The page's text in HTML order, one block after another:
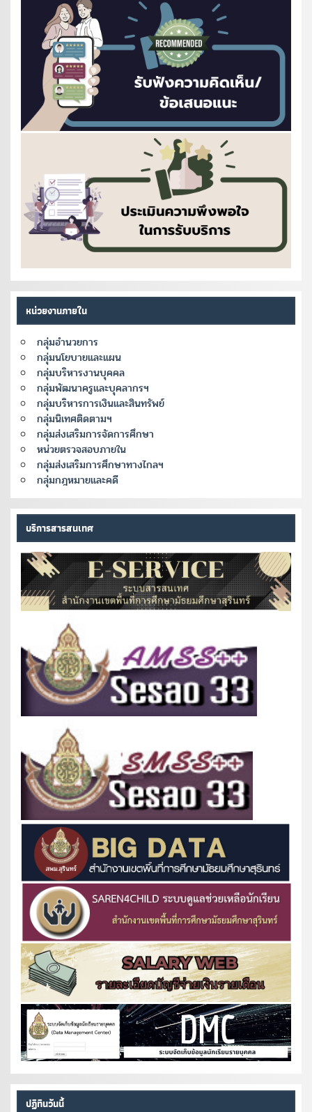
หน่วยงานภายใน
กลุ่มอำนวยการ
กลุ่มนโยบายและแผน
กลุ่มบริหารงานบุคคล
กลุ่มพัฒนาครูและบุคลากรฯ
กลุ่มบริหารการเงินและสินทรัพย์
กลุ่มนิเทศติดตามฯ
กลุ่มส่งเสริมการจัดการศึกษา
หน่วยตรวจสอบภายใน
กลุ่มส่งเสริมการศึกษาทางไกลฯ
กลุ่มกฎหมายและคดี
บริการสารสนเทศ
ปฏิทินวันนี้